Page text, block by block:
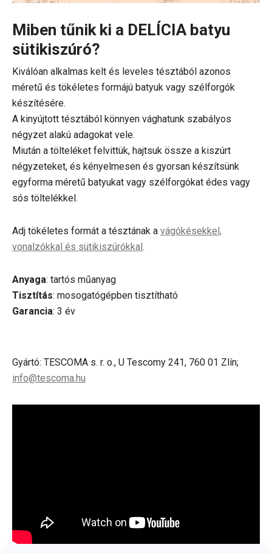
Miben tűnik ki a DELÍCIA batyu
sütikiszúró?
Kiválóan alkalmas kelt és leveles tésztából azonos
méretű és tökéletes formájú batyuk vagy szélforgók
készítésére.
A kinyújtott tésztából könnyen vághatunk szabályos
négyzet alakú adagokat vele.
Miután a tölteléket felvittük, hajtsuk össze a kiszúrt
négyzeteket, és kényelmesen és gyorsan készítsünk
egyforma méretű batyukat vagy szélforgókat édes vagy
sós töltelékkel.
Adj tökéletes formát a tésztának a vágókésekkel,
vonalzókkal és sütikiszúrókkal.
Anyaga: tartós műanyag
Tisztítás: mosogatógépben tisztítható
Garancia: 3 év
Gyártó: TESCOMA s. r. o., U Tescomy 241, 760 01 Zlín;
info@tescoma.hu